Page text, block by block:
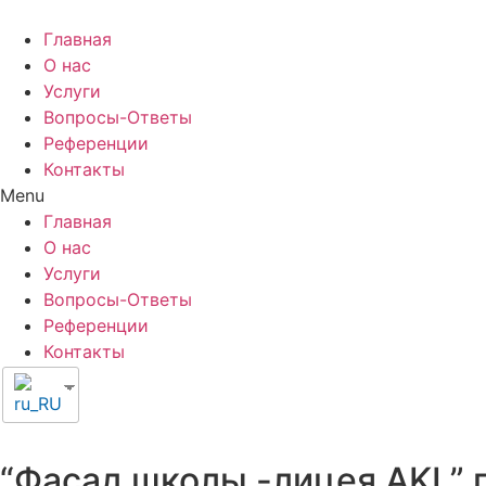
Главная
О нас
Услуги
Вопросы-Ответы
Референции
Контакты
Menu
Главная
О нас
Услуги
Вопросы-Ответы
Референции
Контакты